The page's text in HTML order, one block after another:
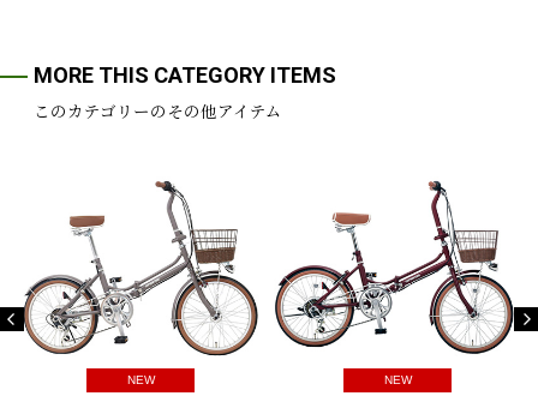
MORE THIS CATEGORY ITEMS
このカテゴリーのその他アイテム
NEW NEW